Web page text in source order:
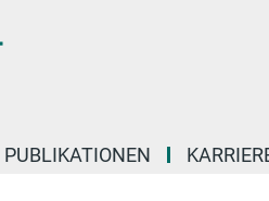
PUBLIKATIONEN